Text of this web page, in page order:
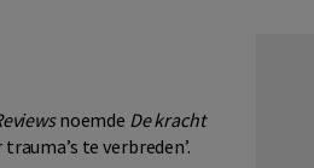
noemde De kracht
te verbreden’.